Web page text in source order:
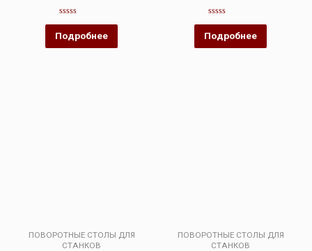
Оценка
0
из
5
Подробнее
Оценка
0
из
5
Подробнее
ПОВОРОТНЫЕ СТОЛЫ ДЛЯ
СТАНКОВ
ПОВОРОТНЫЕ СТОЛЫ ДЛЯ
СТАНКОВ